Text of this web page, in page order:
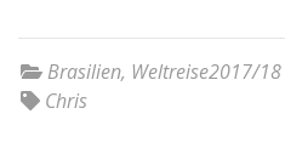
Brasilien, Weltreise2017/18
Chris